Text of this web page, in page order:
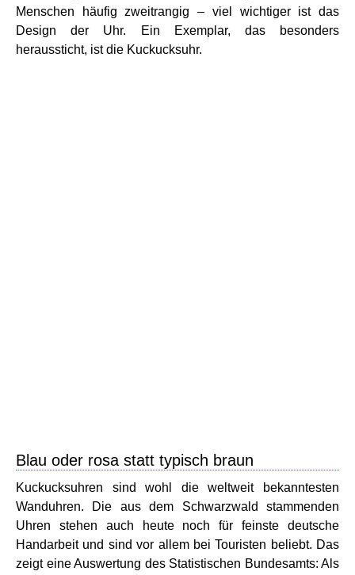
Menschen häufig zweitrangig – viel wichtiger ist das
Design der Uhr. Ein Exemplar, das besonders
heraussticht, ist die Kuckucksuhr.
Blau oder rosa statt typisch braun
Kuckucksuhren sind wohl die weltweit bekanntesten
Wanduhren. Die aus dem Schwarzwald stammenden
Uhren stehen auch heute noch für feinste deutsche
Handarbeit und sind vor allem bei Touristen beliebt. Das
zeigt eine Auswertung des Statistischen Bundesamts: Als